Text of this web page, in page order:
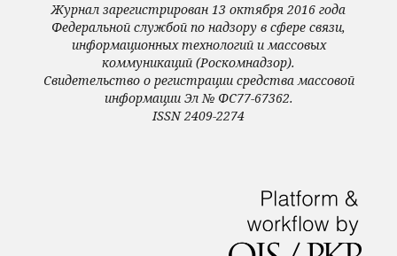
Журнал зарегистрирован 13 октября 2016 года
Федеральной службой по надзору в сфере связи,
информационных технологий и массовых
коммуникаций (Роскомнадзор).
Свидетельство о регистрации средства массовой
информации Эл № ФС77-67362.
ISSN 2409-2274